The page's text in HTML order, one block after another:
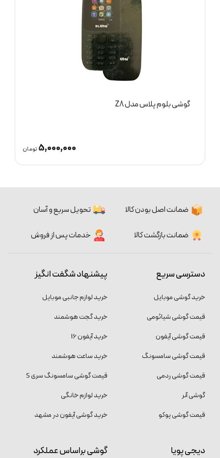
گوشی بلوم پلاس مدل Z8
5,000,000 تومان
ضمانت اصل بودن کالا تحویل سریع و آسان
ضمانت بازگشت کالا خدمات پس از فروش
دسترسی سریع
خرید گوشی موبایل
قیمت گوشی شیائومی
قیمت گوشی آیفون
قیمت گوشی سامسونگ
قیمت گوشی ردمی
گوشی آنر
قیمت گوشی پوکو
پیشنهاد شگفت انگیز
خرید لوازم جانبی موبایل
خرید گجت هوشمند
خرید آیفون 16
خرید ساعت هوشمند
قیمت گوشی سامسونگ سری S
خرید لوازم خانگی
خرید گوشی آیفون در مشهد
دیجی پویا گوشی براساس عملکرد